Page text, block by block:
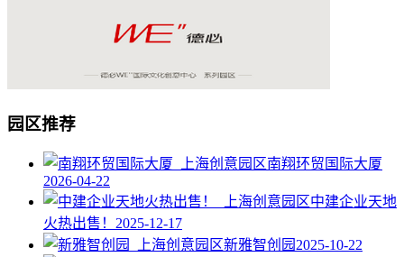
园区推荐
南翔环贸国际大厦
2026-04-22
中建企业天地
火热出售！ 2025-12-17
新雅智创园 2025-10-22